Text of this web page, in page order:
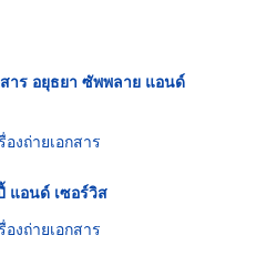
สาร อยุธยา ซัพพลาย แอนด์
องถ่ายเอกสาร
แอนด์ เซอร์วิส
องถ่ายเอกสาร